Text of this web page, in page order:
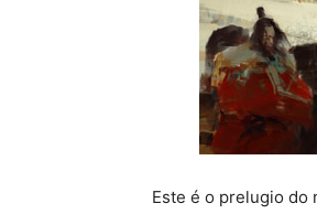
Este é o prelugio do